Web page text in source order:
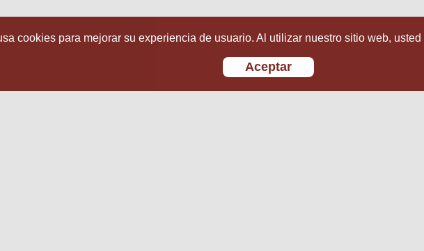
cookies para mejorar su experiencia de usuario. Al utilizar nuestro sitio web,
Aceptar